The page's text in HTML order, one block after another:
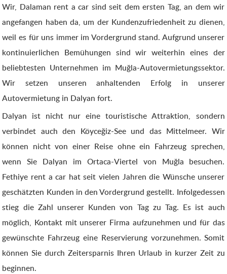
Wir, Dalaman rent a car sind seit dem ersten Tag, an dem wir
angefangen haben da, um der Kundenzufriedenheit zu dienen,
weil es für uns immer im Vordergrund stand. Aufgrund unserer
kontinuierlichen Bemühungen sind wir weiterhin eines der
beliebtesten Unternehmen im Muğla-Autovermietungssektor.
Wir setzen unseren anhaltenden Erfolg in unserer
Autovermietung in Dalyan fort.
Dalyan ist nicht nur eine touristische Attraktion, sondern
verbindet auch den Köyceğiz-See und das Mittelmeer. Wir
können nicht von einer Reise ohne ein Fahrzeug sprechen,
wenn Sie Dalyan im Ortaca-Viertel von Muğla besuchen.
Fethiye rent a car hat seit vielen Jahren die Wünsche unserer
geschätzten Kunden in den Vordergrund gestellt. Infolgedessen
stieg die Zahl unserer Kunden von Tag zu Tag. Es ist auch
möglich, Kontakt mit unserer Firma aufzunehmen und für das
gewünschte Fahrzeug eine Reservierung vorzunehmen. Somit
können Sie durch Zeitersparnis Ihren Urlaub in kurzer Zeit zu
beginnen.